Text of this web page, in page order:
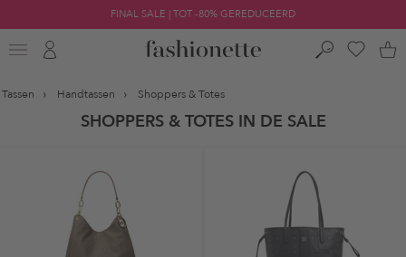
FINAL SALE | TOT -80% GEREDUCEERD
Tassen Handtassen Shoppers & Totes
SHOPPERS & TOTES IN DE SALE